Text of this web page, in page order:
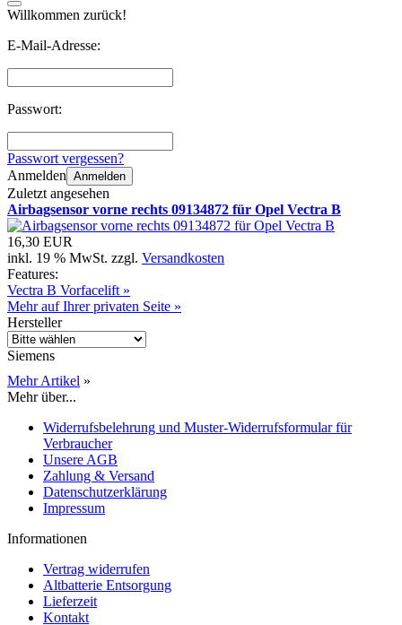
Willkommen zurück!
E-Mail-Adresse:
Passwort:
Passwort vergessen?
Anmelden Anmelden
Zuletzt angesehen
Airbagsensor vorne rechts 09134872 für Opel Vectra B
16,30 EUR
inkl. 19 % MwSt. zzgl. Versandkosten
Features:
Vectra B Vorfacelift »
Mehr auf Ihrer privaten Seite »
Hersteller
Siemens
Mehr Artikel »
Mehr über...
Widerrufsbelehrung und Muster-Widerrufsformular für
Verbraucher
Unsere AGB
Zahlung & Versand
Datenschutzerklärung
Impressum
Informationen
Vertrag widerrufen
Altbatterie Entsorgung
Lieferzeit
Kontakt